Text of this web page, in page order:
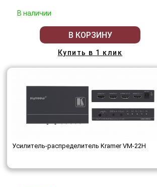
В наличии
В КОРЗИНУ
Купить в 1 клик
Усилитель-распределитель Kramer VM-22H